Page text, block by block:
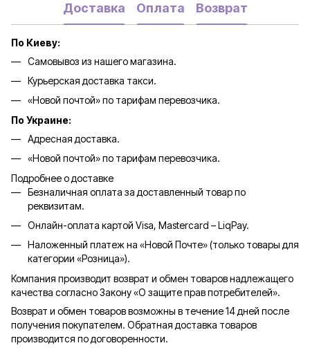
Доставка Оплата Возврат
По Киеву:
Самовывоз из нашего магазина.
Курьерская доставка такси.
«Новой почтой» по тарифам перевозчика.
По Украине:
Адресная доставка.
«Новой почтой» по тарифам перевозчика.
Подробнее о доставке
Безналичная оплата за доставленный товар по
реквизитам.
Онлайн-оплата картой Visa, Mastercard – LiqPay.
Наложенный платеж на «Новой Почте» (только товары для
категории «Розница»).
Компания производит возврат и обмен товаров надлежащего
качества согласно Закону «О защите прав потребителей».
Возврат и обмен товаров возможны в течение 14 дней после
получения покупателем. Обратная доставка товаров
производится по договоренности.